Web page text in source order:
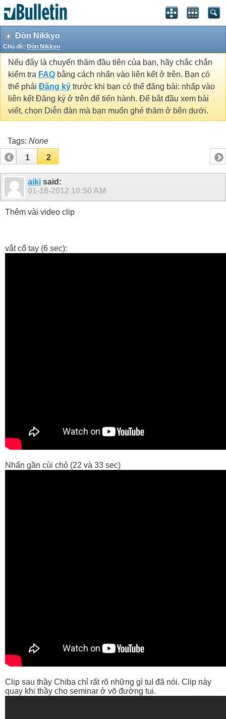
Đòn Nikkyo
Chủ đề: Đòn Nikkyo
Nếu đây là chuyến thăm đầu tiên của bạn, hãy chắc chắn
kiểm tra FAQ bằng cách nhấn vào liên kết ở trên. Bạn có
thể phải Đăng ký trước khi bạn có thể đăng bài: nhấp vào
liên kết Đăng ký ở trên để tiến hành. Để bắt đầu xem bài
viết, chọn Diễn đàn mà bạn muốn ghé thăm ở bên dưới.
Tags: None
1
2
aiki said:
01-18-2012 10:50 AM
Thêm vài video clip
vắt cổ tay (6 sec):
Nhấn gần cùi chỏ (22 và 33 sec)
Clip sau thầy Chiba chỉ rất rõ những gì tuI đã nói. Clip này
quay khi thầy cho seminar ở võ đường tui.